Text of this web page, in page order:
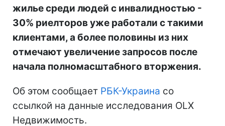
жилье среди людей с инвалидностью -
30% риелторов уже работали с такими
клиентами, а более половины из них
отмечают увеличение запросов после
начала полномасштабного вторжения.
Об этом сообщает РБК-Украина со
ссылкой на данные исследования OLX
Недвижимость.